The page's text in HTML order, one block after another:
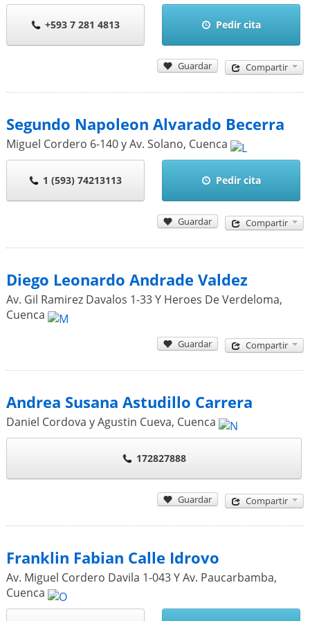
+593 7 281 4813 Pedir cita
Guardar Compartir
Segundo Napoleon Alvarado Becerra
Miguel Cordero 6-140 y Av. Solano, Cuenca
1 (593) 74213113 Pedir cita
Guardar Compartir
Diego Leonardo Andrade Valdez
Av. Gil Ramirez Davalos 1-33 Y Heroes De Verdeloma,
Cuenca
Guardar Compartir
Andrea Susana Astudillo Carrera
Daniel Cordova y Agustin Cueva, Cuenca
172827888
Guardar Compartir
Franklin Fabian Calle Idrovo
Av. Miguel Cordero Davila 1-043 Y Av. Paucarbamba,
Cuenca